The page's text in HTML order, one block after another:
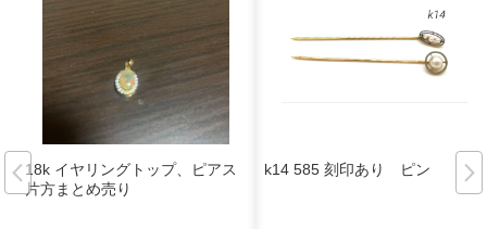
18k イヤリングトップ、ピアス
片方まとめ売り
k14 585 刻印あり ピン